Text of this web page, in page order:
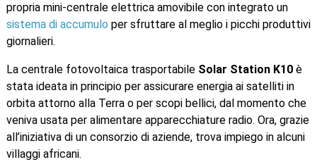
propria mini-centrale elettrica amovibile con integrato un
sistema di accumulo per sfruttare al meglio i picchi produttivi
giornalieri.
La centrale fotovoltaica trasportabile Solar Station K10è
stata ideata in principio per assicurare energia ai satelliti in
orbita attorno alla Terra o per scopi bellici, dal momento che
veniva usata per alimentare apparecchiature radio. Ora, grazie
all’iniziativa di un consorzio di aziende, trova impiego in alcuni
villaggi africani.